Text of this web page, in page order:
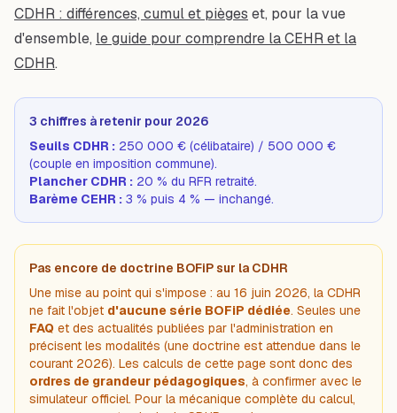
CDHR : différences, cumul et pièges et, pour la vue
d'ensemble, le guide pour comprendre la CEHR et la
CDHR.
3 chiffres à retenir pour 2026
Seuils CDHR : 250 000 € (célibataire) / 500 000 €
(couple en imposition commune).
Plancher CDHR : 20 % du RFR retraité.
Barème CEHR : 3 % puis 4 % — inchangé.
Pas encore de doctrine BOFiP sur la CDHR
Une mise au point qui s'impose : au 16 juin 2026, la CDHR
ne fait l'objet d'aucune série BOFiP dédiée. Seules une
FAQ et des actualités publiées par l'administration en
précisent les modalités (une doctrine est attendue dans le
courant 2026). Les calculs de cette page sont donc des
ordres de grandeur pédagogiques, à confirmer avec le
simulateur officiel. Pour la mécanique complète du calcul,